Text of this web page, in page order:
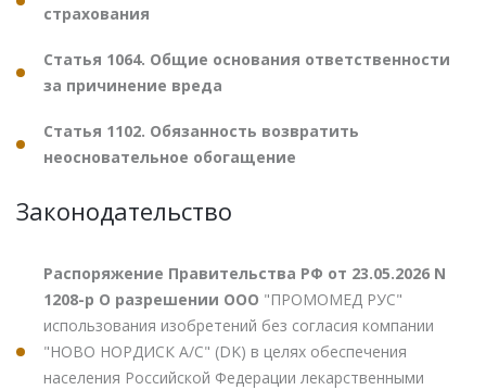
страхования
Статья 1064. Общие основания ответственности
за причинение вреда
Статья 1102. Обязанность возвратить
неосновательное обогащение
Законодательство
Распоряжение Правительства РФ от 23.05.2026 N
1208-р О разрешении ООО "ПРОМОМЕД РУС"
использования изобретений без согласия компании
"НОВО НОРДИСК А/С" (DK) в целях обеспечения
населения Российской Федерации лекарственными